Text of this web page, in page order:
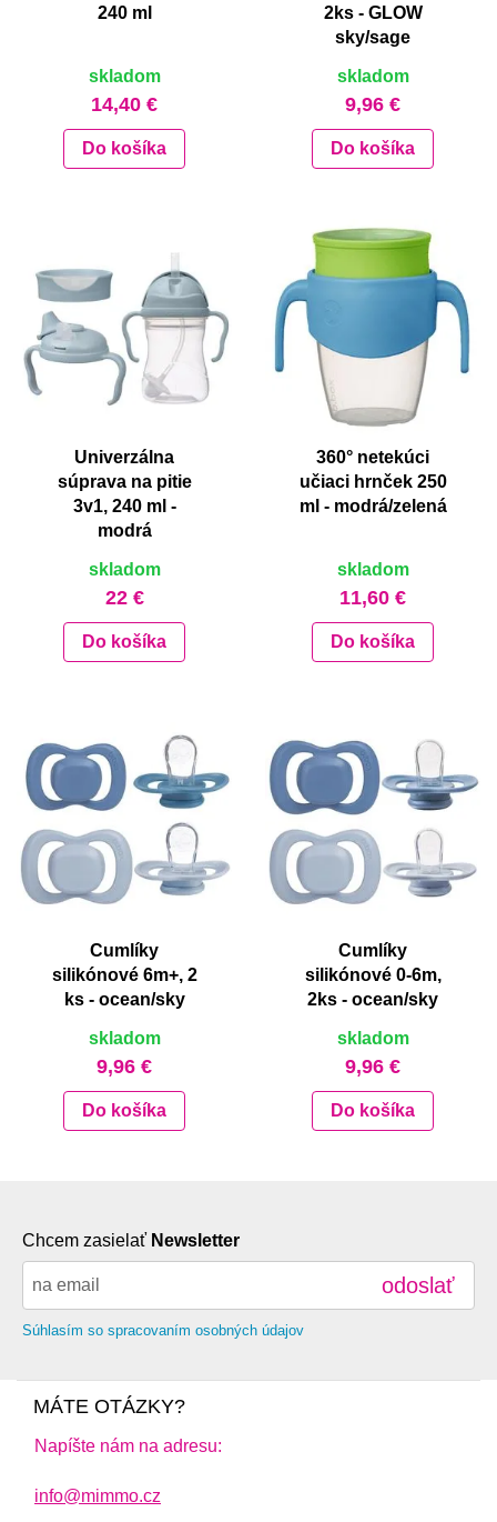
240 ml
skladom
14,40 €
Do košíka
2ks - GLOW
sky/sage
skladom
9,96 €
Do košíka
Univerzálna
súprava na pitie
3v1, 240 ml -
modrá
skladom
22 €
Do košíka
360° netekúci
učiaci hrnček 250
ml - modrá/zelená
skladom
11,60 €
Do košíka
Cumlíky
silikónové 6m+, 2
ks - ocean/sky
skladom
9,96 €
Do košíka
Cumlíky
silikónové 0-6m,
2ks - ocean/sky
skladom
9,96 €
Do košíka
Chcem zasielať Newsletter
odoslať
Súhlasím so spracovaním osobných údajov
MÁTE OTÁZKY?
Napíšte nám na adresu:
info@mimmo.cz